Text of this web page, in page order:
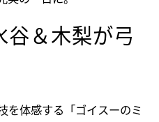
＆木梨が弓
を体感する「ゴイスーのミ